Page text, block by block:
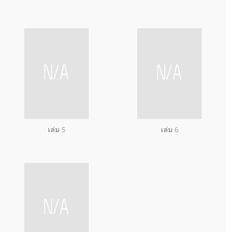
เล่ม 5 เล่ม 6